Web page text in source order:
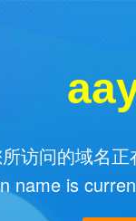
访问的域名
name is